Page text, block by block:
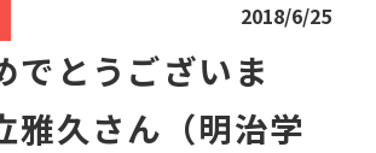
2018/6/25
でとうございま
雅久さん（明治学